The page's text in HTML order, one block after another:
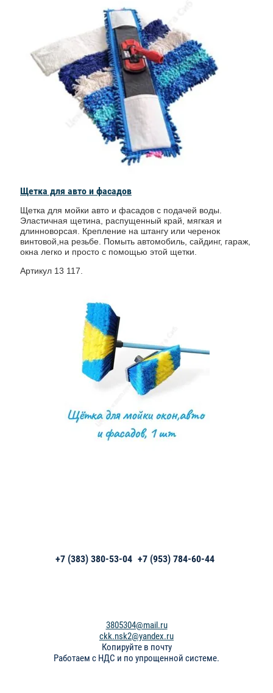
Щетка для авто и фасадов
Щетка для мойки авто и фасадов с подачей воды.
Эластичная щетина, распущенный край, мягкая и
длинноворсая. Крепление на штангу или черенок
винтовой,на резьбе. Помыть автомобиль, сайдинг, гараж,
окна легко и просто с помощью этой щетки.
Артикул 13 117.
+7 (383) 380-53-04 +7 (953) 784-60-44
3805304@mail.ru
ckk.nsk2@yandex.ru
Копируйте в почту
Работаем с НДС и по упрощенной системе.